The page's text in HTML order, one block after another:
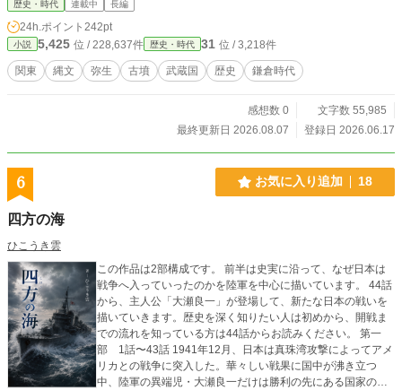
生きることを尊ぶ縄文の理。 関東は、巫女と民が織りなすひとつの大きな世界
になっていった。 しかし南から、米と鉄を携えた弥生の勢力が迫る。 湿地に守
られた関東にはすぐには入れないが、その影は少しずつ確実に広がっていく。
そのとき、北川辺の大巫女は気づいていた。 関東の未来が変わることを。 そし
て、行田のケヤキの民がその中心に立つことを。 やがて関東には、縄文の主が
ように生まれ、どこへ向かったのか。 そしてケヤキの民は、その時代のうねり
の中で何を選び、何を守ったのか。
歴史・時代 連載中 長編
24h.ポイント 242pt
小説 5,425 位 / 228,637件 歴史・時代 31 位 / 3,218件
関東 縄文 弥生 古墳 武蔵国 歴史 鎌倉時代
感想数 0
文字数 55,985
最終更新日 2026.08.07
登録日 2026.06.17
6 お気に入り追加 18
四方の海
ひこうき雲
この作品は2部構成です。 前半は史実に沿って、なぜ日本は
戦争へ入っていったのかを陸軍を中心に描いています。 44話
から、主人公「大瀬良一」が登場して、新たな日本の戦いを
描いていきます。歴史を深く知りたい人は初めから、開戦ま
での流れを知っている方は44話からお読みください。 第一
部 1話〜43話 1941年12月、日本は真珠湾攻撃によってアメ
リカとの戦争に突入した。華々しい戦果に国中が沸き立つ
中、陸軍の異端児・大瀬良一だけは勝利の先にある国家の破